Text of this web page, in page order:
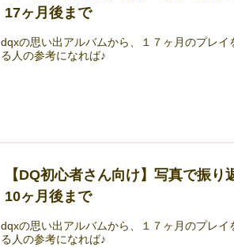
17ヶ月後まで
dqxの思い出アルバムから、１７ヶ月のプレ
る人の参考になれば♪
【DQ初心者さん向け】写真で振
10ヶ月後まで
dqxの思い出アルバムから、１７ヶ月のプレ
る人の参考になれば♪